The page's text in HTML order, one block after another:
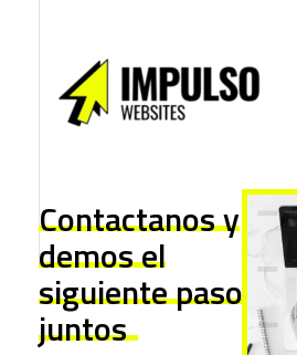
Contactanosy
demos el
siguiente paso
juntos